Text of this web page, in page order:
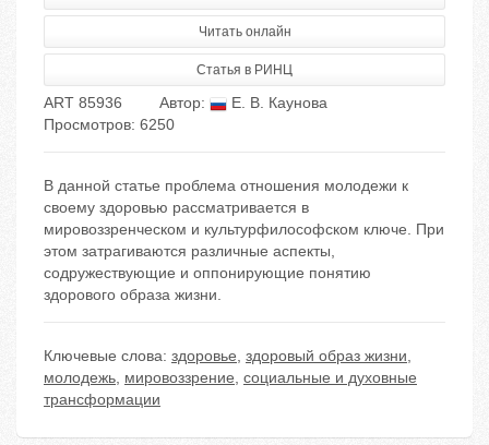
Читать онлайн
Статья в РИНЦ
ART 85936 Автор:
Е. В. Каунова
Просмотров: 6250
В данной статье проблема отношения молодежи к
своему здоровью рассматривается в
мировоззренческом и культурфилософском ключе. При
этом затрагиваются различные аспекты,
содружествующие и оппонирующие понятию
здорового образа жизни.
Ключевые слова: здоровье, здоровый образ жизни,
молодежь, мировоззрение, социальные и духовные
трансформации